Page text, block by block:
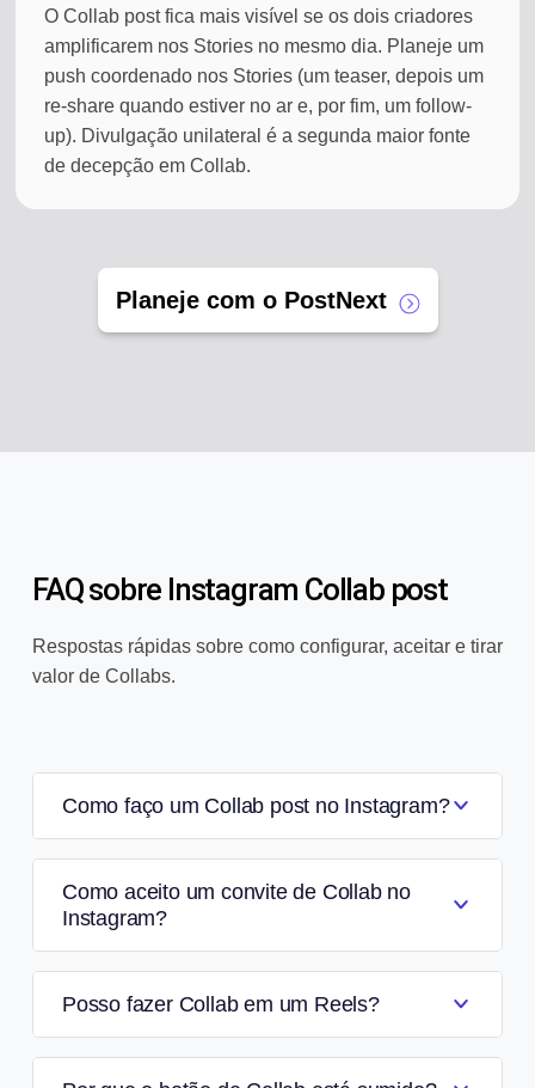
O Collab post fica mais visível se os dois criadores
amplificarem nos Stories no mesmo dia. Planeje um
push coordenado nos Stories (um teaser, depois um
re-share quando estiver no ar e, por fim, um follow-
up). Divulgação unilateral é a segunda maior fonte
de decepção em Collab.
Planeje com o PostNext
FAQ sobre Instagram Collab post
Respostas rápidas sobre como configurar, aceitar e tirar
valor de Collabs.
Como faço um Collab post no Instagram?
Como aceito um convite de Collab no
Instagram?
Posso fazer Collab em um Reels?